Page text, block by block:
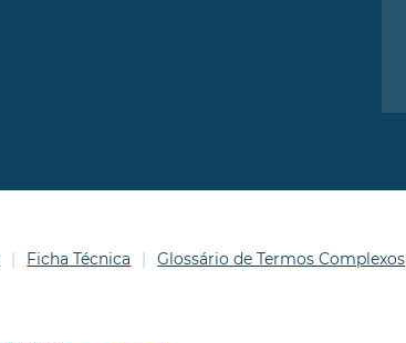
Ficha Técnica Glossário de Termos Complexos